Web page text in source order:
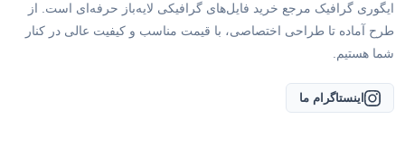
ایگوری گرافیک مرجع خرید فایل‌های گرافیکی لایه‌باز حرفه‌ای است. از
طرح آماده تا طراحی اختصاصی، با قیمت مناسب و کیفیت عالی در کنار
شما هستیم.
اینستاگرام ما